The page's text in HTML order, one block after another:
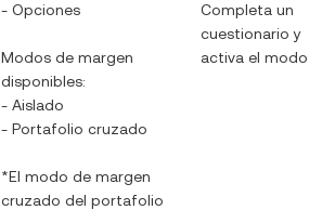
- Opciones
Modos de margen
disponibles:
- Aislado
- Portafolio cruzado
*El modo de margen
cruzado del portafolio
Completa un
cuestionario y
activa el modo